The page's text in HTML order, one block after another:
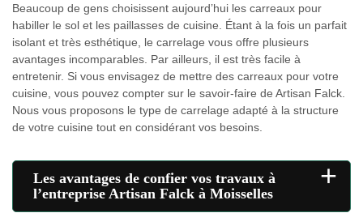
Beaucoup de gens choisissent aujourd’hui les carreaux pour
habiller le sol et les paillasses de cuisine. Étant à la fois un parfait
isolant et très esthétique, le carrelage vous offre plusieurs
avantages incomparables. Par ailleurs, il est très facile à
entretenir. Si vous envisagez de mettre des carreaux pour votre
cuisine, vous pouvez compter sur le savoir-faire de Artisan Falck.
Nous vous proposons le type de carrelage adapté à la structure
de votre cuisine tout en considérant vos besoins.
Les avantages de confier vos travaux à
l’entreprise Artisan Falck à Moisselles
+